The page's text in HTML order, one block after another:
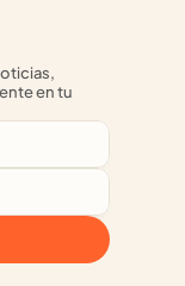
en tu